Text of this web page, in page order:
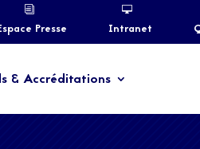
Presse Intranet
& Accréditations